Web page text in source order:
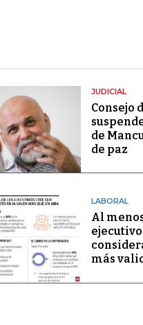
JUDICIAL
Consejo
de
de paz
LABORAL
Al
más